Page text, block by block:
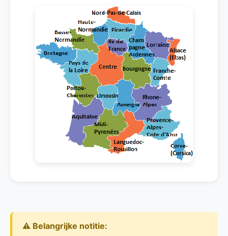
⚠️ Belangrijke notitie: